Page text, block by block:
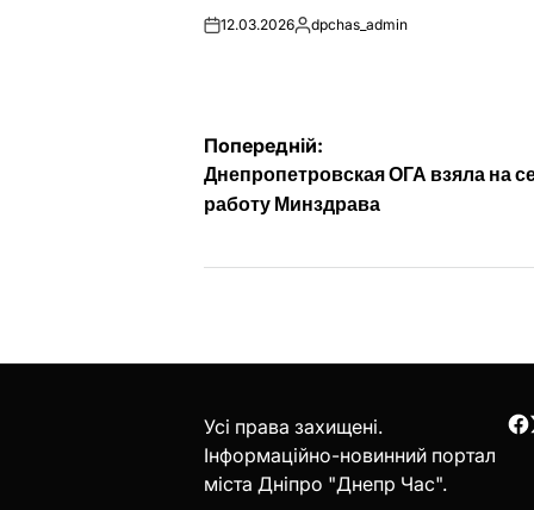
on12.03.2026Опубліковано
dpchas_admin
Навігація
записів
Попередній:
Днепропетровская ОГА взяла на
работу Минздрава
Усі права захищені.
Інформаційно-новинний портал
міста Дніпро "Днепр Час".